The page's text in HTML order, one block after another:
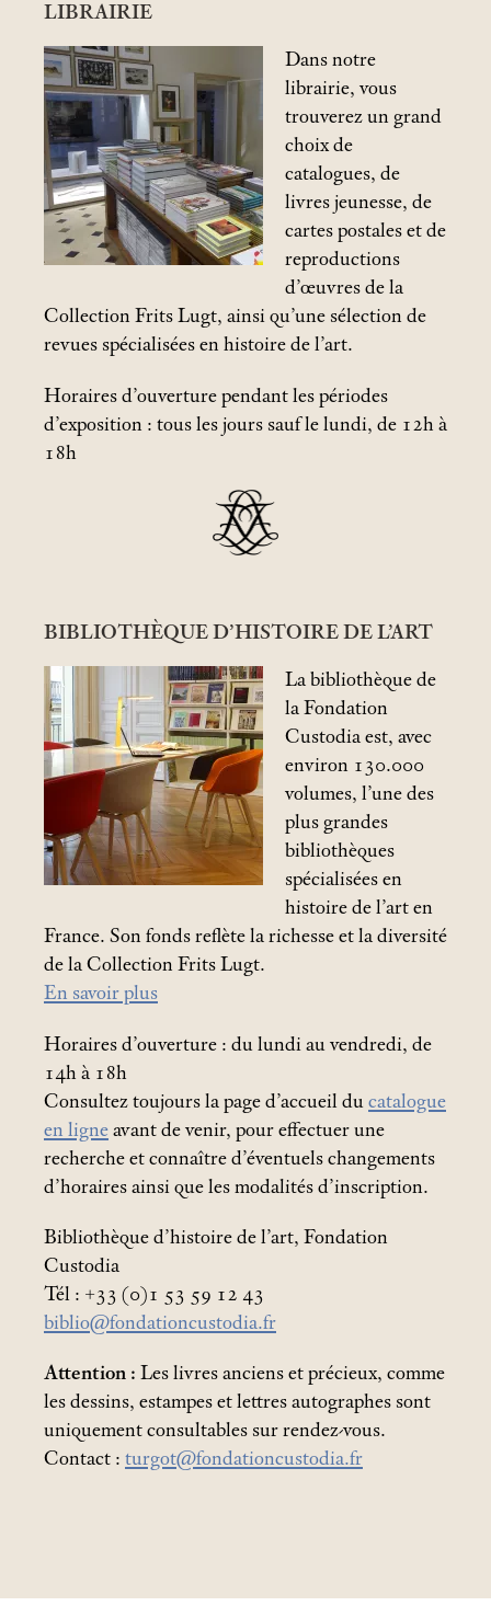
LIBRAIRIE
Dans notre
librairie, vous
trouverez un grand
choix de
catalogues, de
livres jeunesse, de
cartes postales et de
reproductions
d’œuvres de la
Collection Frits Lugt, ainsi qu’une sélection de
revues spécialisées en histoire de l’art.
Horaires d’ouverture pendant les périodes
d’exposition : tous les jours sauf le lundi, de 12h à
18h
BIBLIOTHÈQUE D’HISTOIRE DE L’ART
La bibliothèque de
la Fondation
Custodia est, avec
environ 130.000
volumes, l’une des
plus grandes
bibliothèques
spécialisées en
histoire de l’art en
France. Son fonds reflète la richesse et la diversité
de la Collection Frits Lugt.
En savoir plus
Horaires d’ouverture : du lundi au vendredi, de
14h à 18h
Consultez toujours la page d’accueil du catalogue
en ligne avant de venir, pour effectuer une
recherche et connaître d’éventuels changements
d’horaires ainsi que les modalités d’inscription.
Bibliothèque d’histoire de l’art, Fondation
Custodia
Tél : +33 (0)1 53 59 12 43
biblio@fondationcustodia.fr
Attention : Les livres anciens et précieux, comme
les dessins, estampes et lettres autographes sont
uniquement consultables sur rendez-vous.
Contact : turgot@fondationcustodia.fr